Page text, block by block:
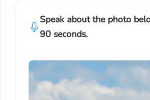
Speak about the photo
90 seconds.